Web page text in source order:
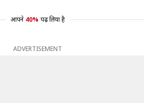
आपने 40% पढ़ लिया है
ADVERTISEMENT